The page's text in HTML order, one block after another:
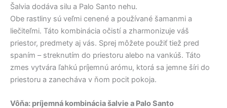
Šalvia dodáva silu a Palo Santo nehu.
Obe rastliny sú veľmi cenené a používané šamanmi a
liečiteľmi. Táto kombinácia očistí a zharmonizuje váš
priestor, predmety aj vás. Sprej môžete použiť tiež pred
spaním – streknutím do priestoru alebo na vankúš. Táto
zmes vytvára ľahkú príjemnú arómu, ktorá sa jemne šíri do
priestoru a zanecháva v ňom pocit pokoja.
Vôňa: príjemná kombinácia šalvie a Palo Santo